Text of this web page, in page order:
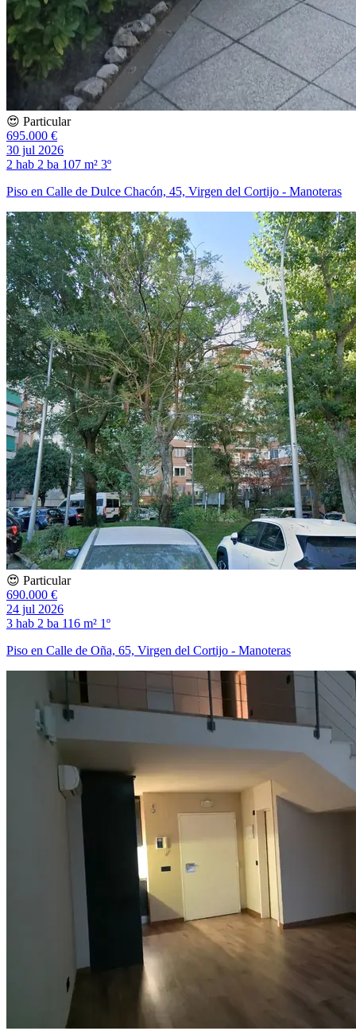
😍 Particular
695.000 €
30 jul 2026
2 hab 2 ba 107 m² 3º
Piso en Calle de Dulce Chacón, 45, Virgen del Cortijo - Manoteras
😍 Particular
690.000 €
24 jul 2026
3 hab 2 ba 116 m² 1º
Piso en Calle de Oña, 65, Virgen del Cortijo - Manoteras